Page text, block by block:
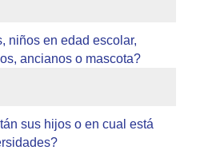
niños en edad escolar,
ancianos o mascota?
sus hijos o en cual está